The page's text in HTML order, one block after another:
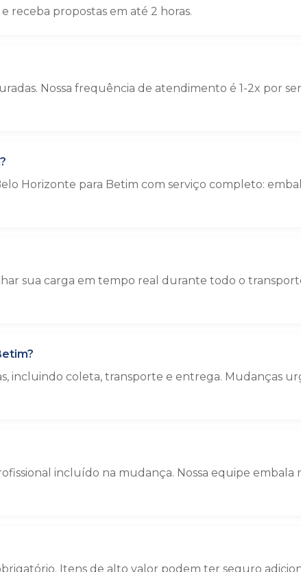
e receba propostas em até 2 horas.
Nossa frequência de atendimento é 1-2x por
Horizonte para Betim com serviço completo:
sua carga em tempo real durante todo o
incluindo coleta, transporte e entrega. Mudanças
incluído na mudança. Nossa equipe embala
Itens de alto valor podem ter seguro